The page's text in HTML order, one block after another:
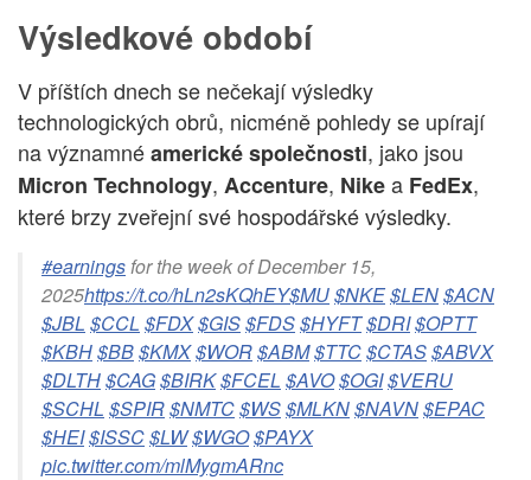
Výsledkové období
V příštích dnech se nečekají výsledky
technologických obrů, nicméně pohledy se upírají
na významnéamerické společnosti, jako jsou
Micron Technology, Accenture, Nikea FedEx,
které brzy zveřejní své hospodářské výsledky.
#earnings for the week of December 15,
2025https://t.co/hLn2sKQhEY$MU$NKE$LEN$ACN
$JBL $CCL $FDX$GIS$FDS$HYFT$DRI$OPTT
$KBH$BB$KMX$WOR$ABM$TTC$CTAS$ABVX
$DLTH$CAG$BIRK$FCEL $AVO$OGI$VERU
$SCHL $SPIR$NMTC$WS$MLKN$NAVN$EPAC
$HEI$ISSC$LW$WGO$PAYX
pic.twitter.com/mlMygmARnc